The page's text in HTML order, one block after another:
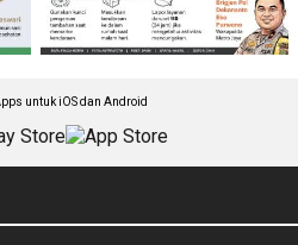
untuk iOS dan Android